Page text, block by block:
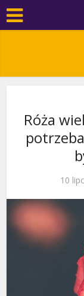
Róża
10